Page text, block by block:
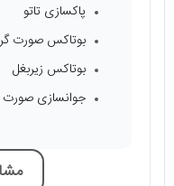
پاکسازی تاتو
بوتاکس صورت
بوتاکس زیربغل
جوانسازی صورت